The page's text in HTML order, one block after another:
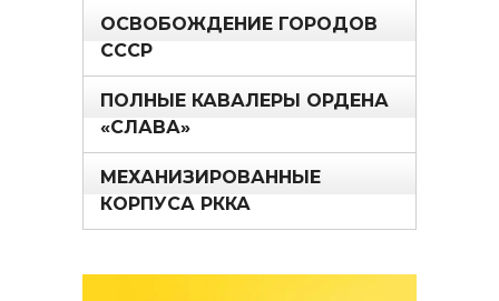
ОСВОБОЖДЕНИЕ ГОРОДОВ
СССР
ПОЛНЫЕ КАВАЛЕРЫ ОРДЕНА
«СЛАВА»
МЕХАНИЗИРОВАННЫЕ
КОРПУСА РККА